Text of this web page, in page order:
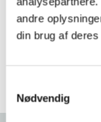
andre
din brug af deres
Nødvendig